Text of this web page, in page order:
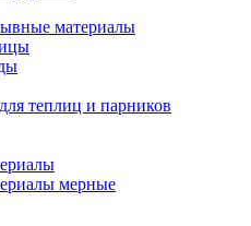
материалы
теплиц и парников
мерные